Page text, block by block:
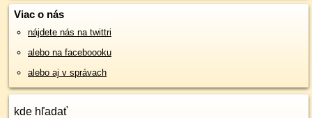
Viac o nás
nájdete nás na twittri
alebo na faceboooku
alebo aj v správach
kde hľadať